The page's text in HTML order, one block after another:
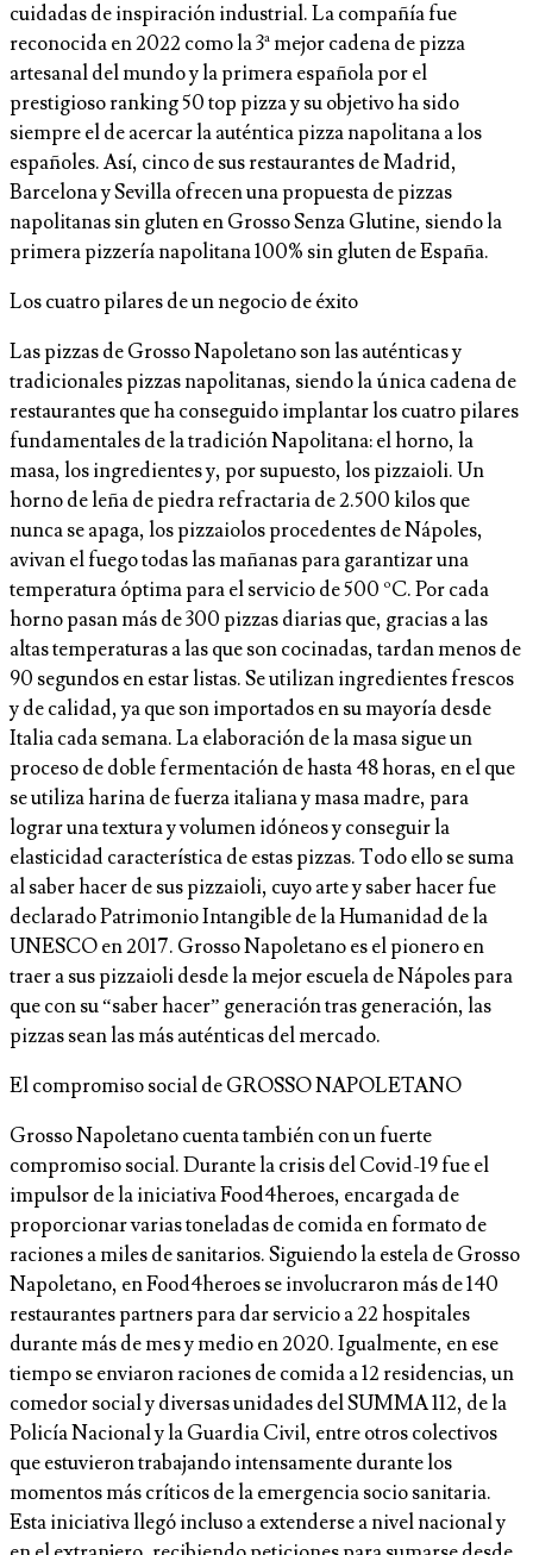
cuidadas de inspiración industrial. La compañía fue
reconocida en 2022 como la 3ª mejor cadena de pizza
artesanal del mundo y la primera española por el
prestigioso ranking 50 top pizza y su objetivo ha sido
siempre el de acercar la auténtica pizza napolitana a los
españoles. Así, cinco de sus restaurantes de Madrid,
Barcelona y Sevilla ofrecen una propuesta de pizzas
napolitanas sin gluten en Grosso Senza Glutine, siendo la
primera pizzería napolitana 100% sin gluten de España.
Los cuatro pilares de un negocio de éxito
Las pizzas de Grosso Napoletano son las auténticas y
tradicionales pizzas napolitanas, siendo la única cadena de
restaurantes que ha conseguido implantar los cuatro pilares
fundamentales de la tradición Napolitana: el horno, la
masa, los ingredientes y, por supuesto, los pizzaioli. Un
horno de leña de piedra refractaria de 2.500 kilos que
nunca se apaga, los pizzaiolos procedentes de Nápoles,
avivan el fuego todas las mañanas para garantizar una
temperatura óptima para el servicio de 500 ºC. Por cada
horno pasan más de 300 pizzas diarias que, gracias a las
altas temperaturas a las que son cocinadas, tardan menos de
90 segundos en estar listas. Se utilizan ingredientes frescos
y de calidad, ya que son importados en su mayoría desde
Italia cada semana. La elaboración de la masa sigue un
proceso de doble fermentación de hasta 48 horas, en el que
se utiliza harina de fuerza italiana y masa madre, para
lograr una textura y volumen idóneos y conseguir la
elasticidad característica de estas pizzas. Todo ello se suma
al saber hacer de sus pizzaioli, cuyo arte y saber hacer fue
declarado Patrimonio Intangible de la Humanidad de la
UNESCO en 2017. Grosso Napoletano es el pionero en
traer a sus pizzaioli desde la mejor escuela de Nápoles para
que con su “saber hacer” generación tras generación, las
pizzas sean las más auténticas del mercado.
El compromiso social de GROSSO NAPOLETANO
Grosso Napoletano cuenta también con un fuerte
compromiso social. Durante la crisis del Covid-19 fue el
impulsor de la iniciativa Food4heroes, encargada de
proporcionar varias toneladas de comida en formato de
raciones a miles de sanitarios. Siguiendo la estela de Grosso
Napoletano, en Food4heroes se involucraron más de 140
restaurantes partners para dar servicio a 22 hospitales
durante más de mes y medio en 2020. Igualmente, en ese
tiempo se enviaron raciones de comida a 12 residencias, un
comedor social y diversas unidades del SUMMA 112, de la
Policía Nacional y la Guardia Civil, entre otros colectivos
que estuvieron trabajando intensamente durante los
momentos más críticos de la emergencia socio sanitaria.
Esta iniciativa llegó incluso a extenderse a nivel nacional y